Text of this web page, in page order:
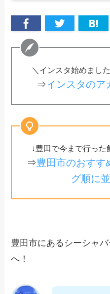
＼インスタ始めまし
⇒インスタのア
↓豊田で今まで行った
⇒豊田市のおすす
グ順に
豊田市にあるシーシャバ
へ！